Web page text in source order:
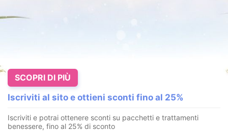
Iscriviti al sito e ottieni sconti fino al 25%
Iscriviti e potrai ottenere sconti su pacchetti e trattamenti
benessere, fino al 25% di sconto
SCOPRI DI PIÙ